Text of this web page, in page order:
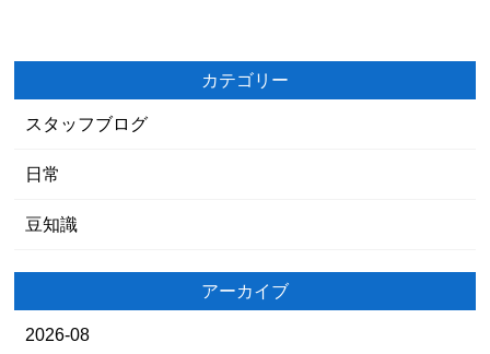
カテゴリー
スタッフブログ
日常
豆知識
アーカイブ
2026-08